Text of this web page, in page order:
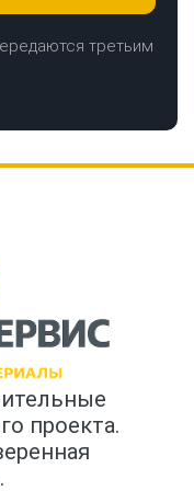
третьим
проекта.